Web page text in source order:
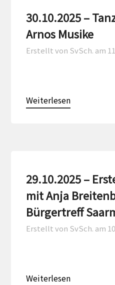
30.10.2025 –
Arnos Musike
Erstellt von SvSch. am
Weiterlesen
29.10.2025 –
mit Anja
Bürgertreff
Erstellt von SvSch. am
Weiterlesen